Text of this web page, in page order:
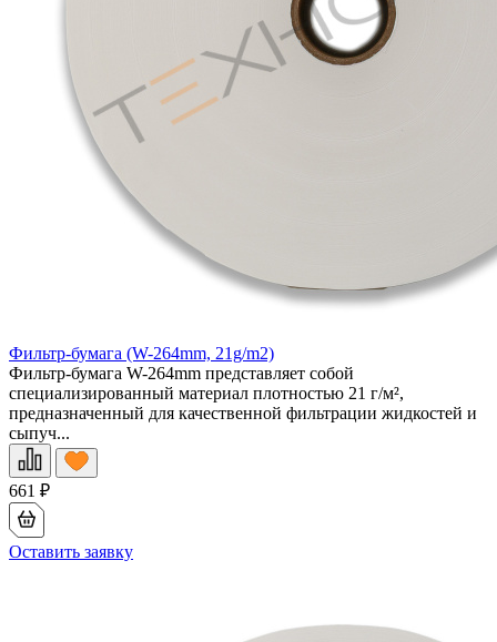
Фильтр-бумага (W-264mm, 21g/m2)
Фильтр-бумага W-264mm представляет собой
специализированный материал плотностью 21 г/м²,
предназначенный для качественной фильтрации жидкостей и
сыпуч...
661 ₽
Оставить заявку